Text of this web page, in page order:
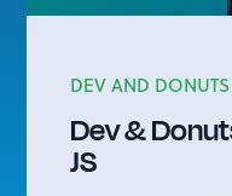
DEV AND DONUTS
Dev &
JS